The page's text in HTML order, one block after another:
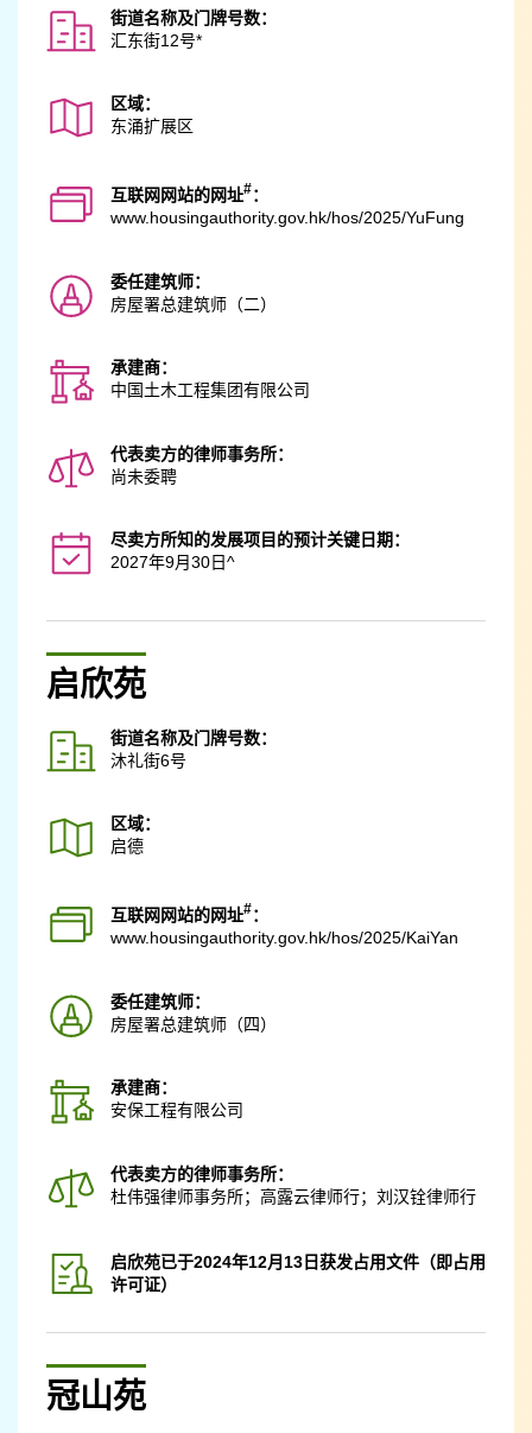
街道名称及门牌号数：
汇东街12号*
区域：
东涌扩展区
互联网网站的网址#：
www.housingauthority.gov.hk/hos/2025/YuFung
委任建筑师：
房屋署总建筑师（二）
承建商：
中国土木工程集团有限公司
代表卖方的律师事务所：
尚未委聘
尽卖方所知的发展项目的预计关键日期：
2027年9月30日^
启欣苑
街道名称及门牌号数：
沐礼街6号
区域：
启德
互联网网站的网址#：
www.housingauthority.gov.hk/hos/2025/KaiYan
委任建筑师：
房屋署总建筑师（四）
承建商：
安保工程有限公司
代表卖方的律师事务所：
杜伟强律师事务所；高露云律师行；刘汉铨律师行
启欣苑已于2024年12月13日获发占用文件（即占用
许可证）
冠山苑